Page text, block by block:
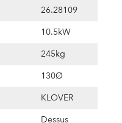
26.28109
10.5kW
245kg
130Ø
KLOVER
Dessus